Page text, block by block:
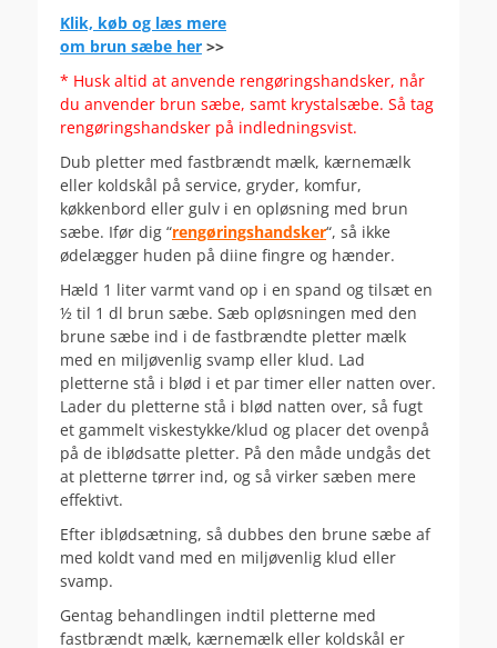
Klik, køb og læs mere
om brun sæbe her >>
* Husk altid at anvende rengøringshandsker, når
du anvender brun sæbe, samt krystalsæbe. Så tag
rengøringshandsker på indledningsvist.
Dub pletter med fastbrændt mælk, kærnemælk
eller koldskål på service, gryder, komfur,
køkkenbord eller gulv i en opløsning med brun
sæbe. Ifør dig “rengøringshandsker“, så ikke
ødelægger huden på diine fingre og hænder.
Hæld 1 liter varmt vand op i en spand og tilsæt en
½ til 1 dl brun sæbe. Sæb opløsningen med den
brune sæbe ind i de fastbrændte pletter mælk
med en miljøvenlig svamp eller klud. Lad
pletterne stå i blød i et par timer eller natten over.
Lader du pletterne stå i blød natten over, så fugt
et gammelt viskestykke/klud og placer det ovenpå
på de iblødsatte pletter. På den måde undgås det
at pletterne tørrer ind, og så virker sæben mere
effektivt.
Efter iblødsætning, så dubbes den brune sæbe af
med koldt vand med en miljøvenlig klud eller
svamp.
Gentag behandlingen indtil pletterne med
fastbrændt mælk, kærnemælk eller koldskål er